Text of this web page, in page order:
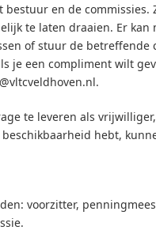
en de commissies.
te laten draaien. Er
of stuur de betreffende
je een compliment wilt
te leveren als
hebt,
voorzitter,